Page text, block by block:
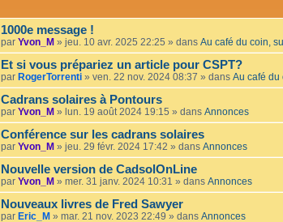
1000e message !
par Yvon_M » jeu. 10 avr. 2025 22:25 » dans Au café du coin,
Et si vous prépariez un article pour CSPT?
par RogerTorrenti » ven. 22 nov. 2024 08:37 » dans Au café du
Cadrans solaires à Pontours
par Yvon_M » lun. 19 août 2024 19:15 » dans Annonces
Conférence sur les cadrans solaires
par Yvon_M » jeu. 29 févr. 2024 17:42 » dans Annonces
Nouvelle version de CadsolOnLine
par Yvon_M » mer. 31 janv. 2024 10:31 » dans Annonces
Nouveaux livres de Fred Sawyer
par Eric_M » mar. 21 nov. 2023 22:49 » dans Annonces